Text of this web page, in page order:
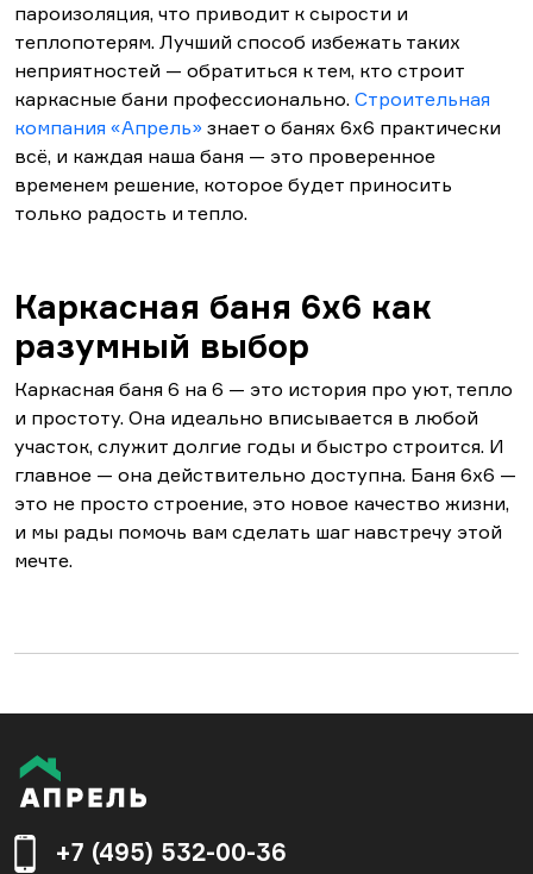
пароизоляция, что приводит к сырости и
теплопотерям. Лучший способ избежать таких
неприятностей — обратиться к тем, кто строит
каркасные бани профессионально. Строительная
компания «Апрель» знает о банях 6х6 практически
всё, и каждая наша баня — это проверенное
временем решение, которое будет приносить
только радость и тепло.
Каркасная баня 6х6 как
разумный выбор
Каркасная баня 6 на 6 — это история про уют, тепло
и простоту. Она идеально вписывается в любой
участок, служит долгие годы и быстро строится. И
главное — она действительно доступна. Баня 6х6 —
это не просто строение, это новое качество жизни,
и мы рады помочь вам сделать шаг навстречу этой
мечте.
+7 (495) 532-00-36